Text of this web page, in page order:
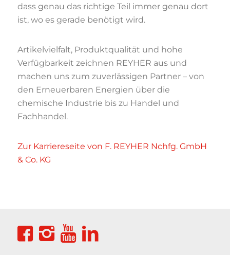
dass genau das richtige Teil immer genau dort
ist, wo es gerade benötigt wird.
Artikelvielfalt, Produktqualität und hohe
Verfügbarkeit zeichnen REYHER aus und
machen uns zum zuverlässigen Partner – von
den Erneuerbaren Energien über die
chemische Industrie bis zu Handel und
Fachhandel.
Zur Karriereseite von F. REYHER Nchfg. GmbH
& Co. KG